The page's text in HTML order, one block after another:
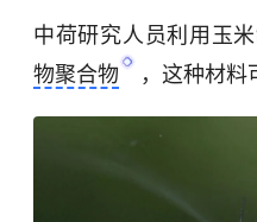
中荷研究人员利用玉
物聚合物
，这种材料